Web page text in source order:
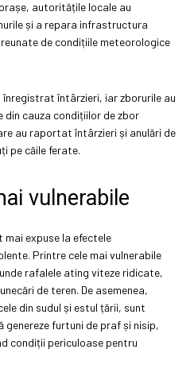
autoritățile locale au
și a repara infrastructura
de condițiile meteorologice
întârzieri, iar zborurile au
cauza condițiilor de zbor
au raportat întârzieri și anulări de
pe căile ferate.
vulnerabile
mai expuse la efectele
Printre cele mai vulnerabile
rafalele ating viteze ridicate,
de teren. De asemenea,
din sudul și estul țării, sunt
furtuni de praf și nisip,
condiții periculoase pentru